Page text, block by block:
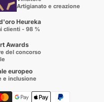
Artigianato e creazione
Heureka
clienti - 98 %
Awards
del concorso
europeo
e inclusione